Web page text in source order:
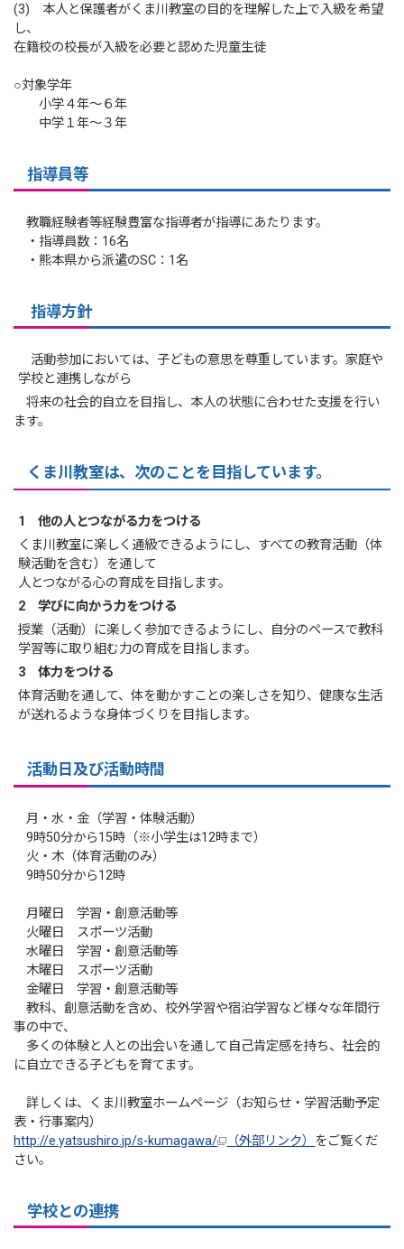
(3) 本人と保護者がくま川教室の目的を理解した上で入級を希望
し、
在籍校の校長が入級を必要と認めた児童生徒
○対象学年
小学４年～６年
中学１年～３年
指導員等
教職経験者等経験豊富な指導者が指導にあたります。
・指導員数：16名
・熊本県から派遣のSC：1名
指導方針
活動参加においては、子どもの意思を尊重しています。家庭や
学校と連携しながら
将来の社会的自立を目指し、本人の状態に合わせた支援を行い
ます。
くま川教室は、次のことを目指しています。
1 他の人とつながる力をつける
くま川教室に楽しく通級できるようにし、すべての教育活動（体
験活動を含む）を通して
人とつながる心の育成を目指します。
2 学びに向かう力をつける
授業（活動）に楽しく参加できるようにし、自分のペースで教科
学習等に取り組む力の育成を目指します。
3 体力をつける
体育活動を通して、体を動かすことの楽しさを知り、健康な生活
が送れるような身体づくりを目指します。
活動日及び活動時間
月・水・金（学習・体験活動）
9時50分から15時（※小学生は12時まで）
火・木（体育活動のみ）
9時50分から12時
月曜日 学習・創意活動等
火曜日 スポーツ活動
水曜日 学習・創意活動等
木曜日 スポーツ活動
金曜日 学習・創意活動等
教科、創意活動を含め、校外学習や宿泊学習など様々な年間行
事の中で、
多くの体験と人との出会いを通して自己肯定感を持ち、社会的
に自立できる子どもを育てます。
詳しくは、くま川教室ホームページ（お知らせ・学習活動予定
表・行事案内）
http://e.yatsushiro.jp/s-kumagawa/
（外部リンク） をご覧くだ
さい。
学校との連携